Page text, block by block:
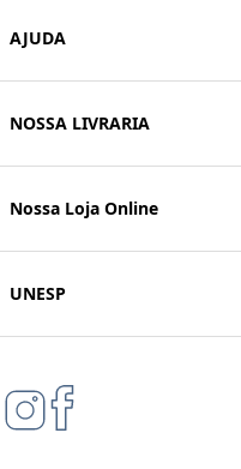
AJUDA
NOSSA LIVRARIA
Nossa Loja Online
UNESP